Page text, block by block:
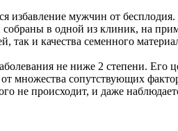
избавление мужчин от
в одной из клиник, на
так и качества семенного
не ниже 2 степени.
множества сопутствующих
не происходит, и даже